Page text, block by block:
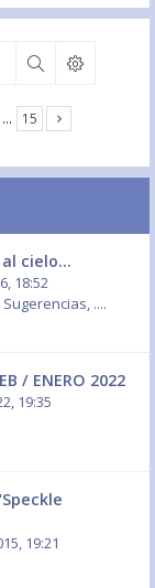
… 15
cielo...
18:52
....
/ ENERO 2022
19:35
19:21